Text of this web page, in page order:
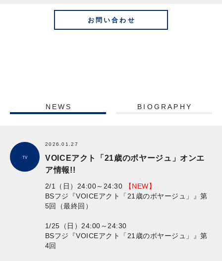
お問い合わせ
NEWS BIOGRAPHY
TV
2026.01.27
VOICEアクト「21歳のボヤージュ」オンエ
ア情報!!
2/1（日）24:00～24:30
【NEW】
BSフジ『VOICEアクト「21歳のボヤージュ」』第
5回（最終回）
1/25（日）24:00～24:30
BSフジ『VOICEアクト「21歳のボヤージュ」』第
4回